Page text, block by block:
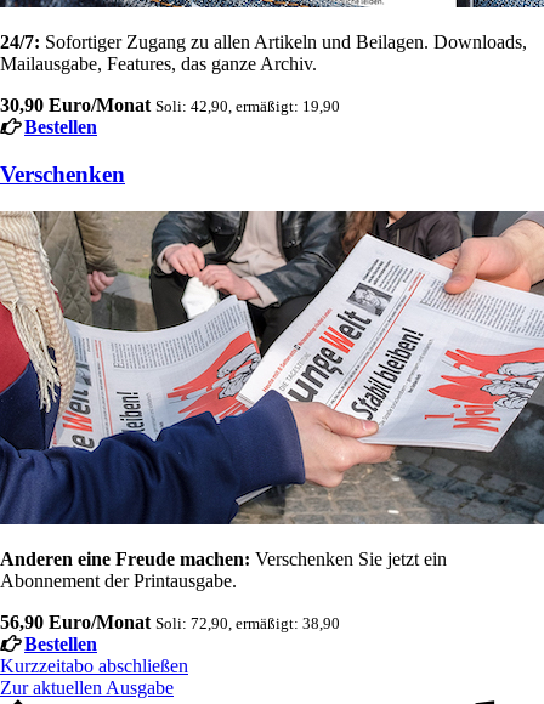
24/7: Sofortiger Zugang zu allen Artikeln und Beilagen. Downloads,
Mailausgabe, Features, das ganze Archiv.
30,90 Euro/Monat Soli: 42,90, ermäßigt: 19,90
Bestellen
Verschenken
Anderen eine Freude machen: Verschenken Sie jetzt ein
Abonnement der Printausgabe.
56,90 Euro/Monat Soli: 72,90, ermäßigt: 38,90
Bestellen
Kurzzeitabo abschließen
Zur aktuellen Ausgabe